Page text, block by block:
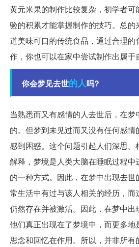
黄元米果的制作比较复杂，初学者
验的积累才能掌握制作的技巧。总的
道美味可口的传统食品，通过合理的
作，你也可以在家中尝试制作出属于
你会梦见去世的人吗?
当熟悉而又有感情的人去世后，在梦
的。但梦到未见过而又没有任何感情
感到困惑。这个问题引起人们深思。
解释，梦境是人类大脑在睡眠过程
的一种方式。因此，在梦中出现去世
常生活中有过与该人相关的经历，而
仍然存在并被激活。因此，在梦中出
他们真正出现在了梦境中，而更多地
思念和回忆在作用。所以，并非所有